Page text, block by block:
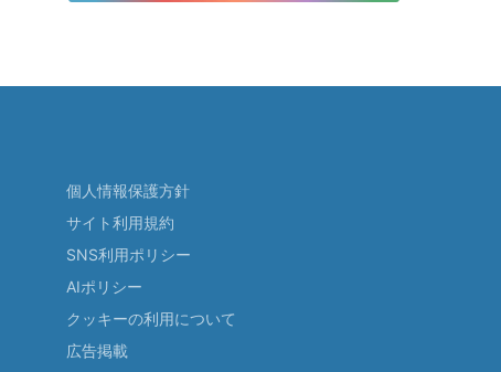
個人情報保護方針
サイト利用規約
SNS利用ポリシー
AIポリシー
クッキーの利用について
広告掲載